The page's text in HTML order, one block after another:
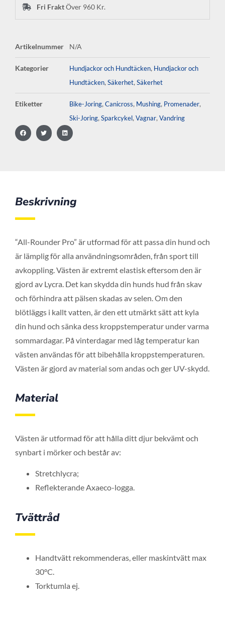
Fri FraktÖver 960 Kr.
Artikelnummer N/A
Kategorier Hundjackor och Hundtäcken, Hundjackor och
Hundtäcken, Säkerhet, Säkerhet
Etiketter Bike-Joring, Canicross, Mushing, Promenader,
Ski-Joring, Sparkcykel, Vagnar, Vandring
Beskrivning
“All-Rounder Pro” är utformad för att passa din hund och
är lämplig för alla användningsområden, från sport till
avkoppling. Västen är extremt elastisk eftersom den är
gjord av Lycra. Det kan skydda din hunds hud från skav
och förhindra att pälsen skadas av selen. Om den
blötläggs i kallt vatten, är den ett utmärkt sätt att kyla
din hund och sänka dess kroppstemperatur under varma
sommardagar. På vinterdagar med låg temperatur kan
västen användas för att bibehålla kroppstemperaturen.
Västen är gjord av material som andas och ger UV-skydd.
Material
Västen är utformad för att hålla ditt djur bekvämt och
synbart i mörker och består av:
Stretchlycra;
Reflekterande Axaeco-logga.
Tvättråd
Handtvätt rekommenderas, eller maskintvätt max
30°C.
Torktumla ej.